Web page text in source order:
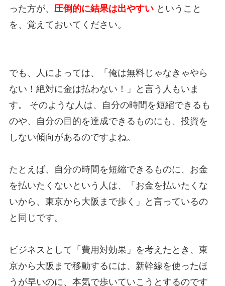
った方が、 圧倒的に結果は出やすいということ
を、覚えておいてください。
でも、人によっては、「俺は無料じゃなきゃやら
ない！絶対に金は払わない！」と言う人もいま
す。 そのような人は、自分の時間を短縮できるも
のや、自分の目的を達成できるものにも、投資を
しない傾向があるのですよね。
たとえば、自分の時間を短縮できるものに、お金
を払いたくないという人は、「お金を払いたくな
いから、東京から大阪まで歩く」と言っているの
と同じです。
ビジネスとして「費用対効果」を考えたとき、東
京から大阪まで移動するには、新幹線を使ったほ
うが早いのに、本気で歩いていこうとするのです